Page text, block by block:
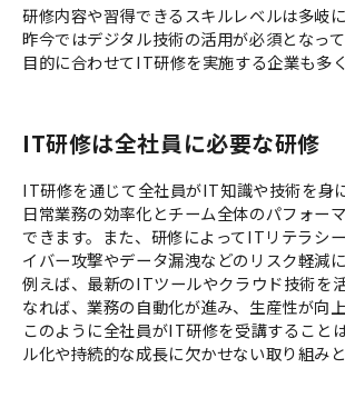
研修内容や習得できるスキルレベルは多岐に
昨今ではデジタル技術の活用が必須となっ
目的に合わせてIT研修を実施する企業も多
IT研修は全社員に必要な研修
IT研修を通じて全社員がIT知識や技術を身
日常業務の効率化とチーム全体のパフォー
できます。また、研修によってITリテラシ
イバー攻撃やデータ漏洩などのリスク軽減に
例えば、最新のITツールやクラウド技術を
なれば、業務の自動化が進み、生産性が向上
このように全社員がIT研修を受講すること
ル化や持続的な成長に欠かせない取り組み